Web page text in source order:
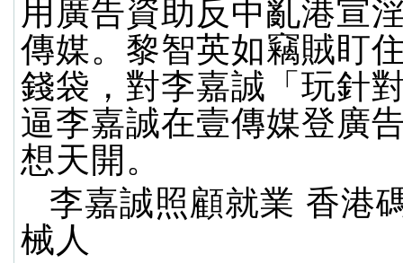
用廣告資助反中亂港宣
傳媒。黎智英如竊賊盯
錢袋，對李嘉誠「玩針
逼李嘉誠在壹傳媒登廣
想天開。
李嘉誠照顧就業 香港
械人